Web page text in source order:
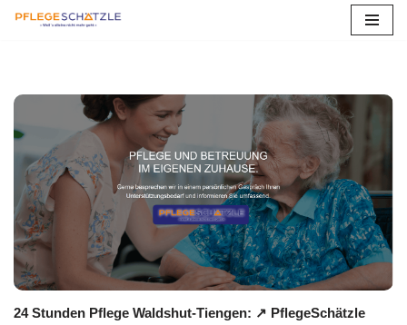
springen
24 Stunden Pflege Waldshut-Tiengen: ↗️ PflegeSchätzle